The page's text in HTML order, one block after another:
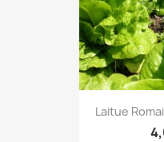
Laitue